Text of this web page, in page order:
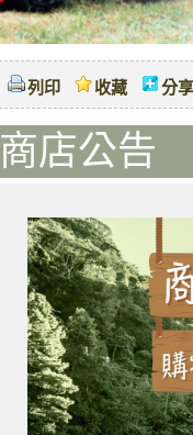
列印 收藏 分享
商店公告